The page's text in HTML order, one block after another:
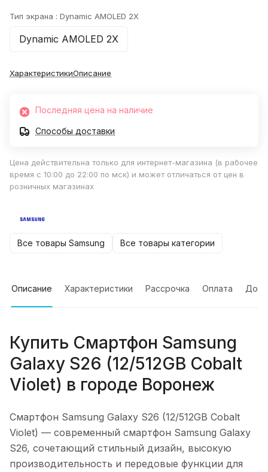
Тип экрана : Dynamic AMOLED 2X
Dynamic AMOLED 2X
ХарактеристикиОписание
Последняя цена на наличие
Способы доставки
Цена действительна только для интернет-магазина (в рабочее
время с 10:00 до 22:00 по мск) и может отличаться от цен в
розничных магазинах
Все товары Samsung Все товары категории
Описание Характеристики Рассрочка Оплата
Купить Смартфон Samsung
Galaxy S26 (12/512GB Cobalt
Violet) в городе Воронеж
Смартфон Samsung Galaxy S26 (12/512GB Cobalt
Violet) — современный смартфон Samsung Galaxy
S26, сочетающий стильный дизайн, высокую
производительность и передовые функции для